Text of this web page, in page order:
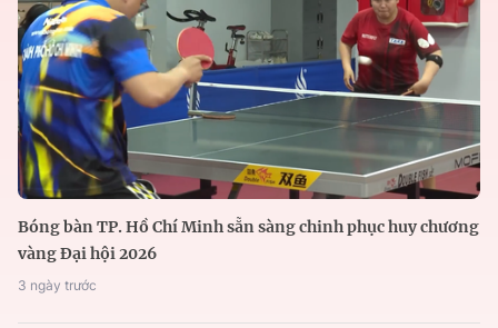
Bóng bàn TP. Hồ Chí Minh sẵn sàng chinh phục huy chương
vàng Đại hội 2026
3 ngày trước